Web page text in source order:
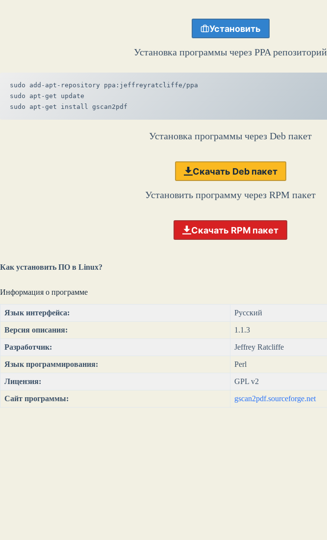
Установить
Установка программы через PPA репозиторий
sudo add-apt-repository ppa:jeffreyratcliffe/ppa
sudo apt-get update
sudo apt-get install gscan2pdf
Установка программы через Deb пакет
Скачать Deb пакет
Установить программу через RPM пакет
Скачать RPM пакет
Как установить ПО в Linux?
Информация о программе
Язык интерфейса: Русский
Версия описания: 1.1.3
Разработчик: Jeffrey Ratcliffe
Язык программирования: Perl
Лицензия: GPL v2
Сайт программы: gscan2pdf.sourceforge.net